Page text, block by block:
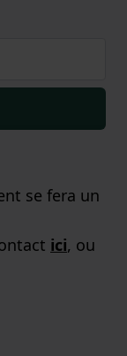
se fera un
ici, ou